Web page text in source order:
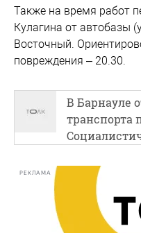
Также на время работ
Кулагина от автобазы
Восточный.
повреждения – 20.30.
В Барнауле
транспорта
РЕКЛАМА